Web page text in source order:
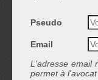
Pseudo
Email
L'adresse email
permet à